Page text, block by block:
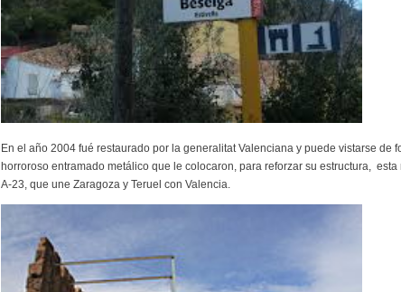
En el año 2004 fué restaurado por la generalitat Valenciana y puede vistarse de
horroroso entramado metálico que le colocaron, para reforzar su estructura,
A-23, que une Zaragoza y Teruel con Valencia.